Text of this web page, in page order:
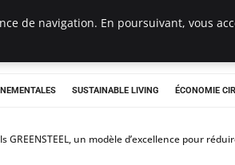
SUSTAINABLE LIVING ÉCONOMIE
GREENSTEEL, un modèle d’excellence pour
de navigation. En poursuivant, vous